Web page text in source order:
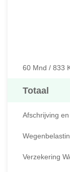
60 Mnd / 833
Totaal
Afschrijving
Verzekering